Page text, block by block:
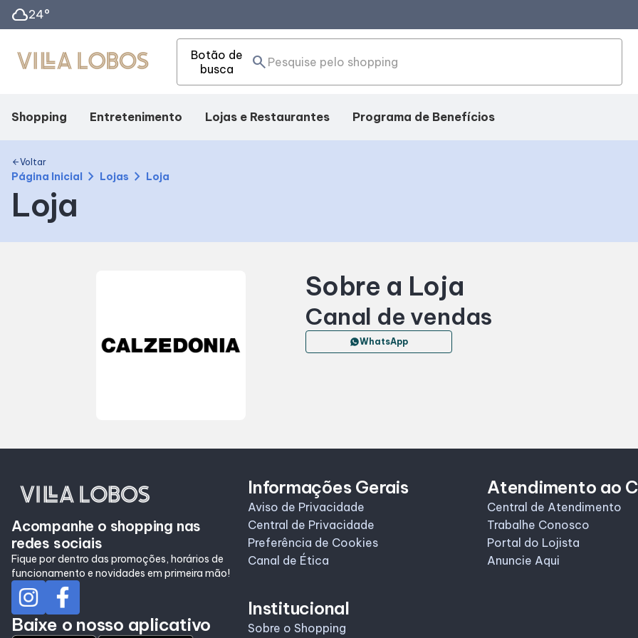
cloud24°
Botão de
busca
search
Shopping
Mapa Interno
Facilidades
Como Chegar
Entretenimento
Fique por Dentro
Lojas e Restaurantes Programa de Benefícios
arrow_backVoltar
Página Inicial chevron_right Lojas chevron_right Loja
Loja
Sobre a Loja
Canal de vendas
WhatsApp
Acompanhe o shopping nas
redes sociais
Fique por dentro das promoções, horários de
funcionamento e novidades em primeira mão!
Baixe o nosso aplicativo
Informações Gerais
Aviso de Privacidade
Central de Privacidade
Preferência de Cookies
Canal de Ética
Institucional
Sobre o Shopping
Atendimento ao
Central de Atendimento
Trabalhe Conosco
Portal do Lojista
Anuncie Aqui